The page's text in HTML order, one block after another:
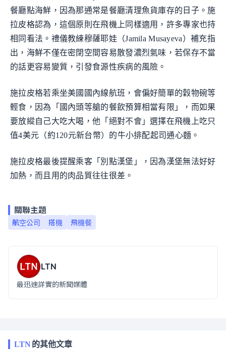
餐廳點海鮮，因為那通常是餐廳清理魚貨庫存的日子。施
拉皮格認為，這個原則在飛機上同樣適用，許多專家也持
相同看法。禮儀教練穆薩耶娃（Jamila Musayeva）補充指
出，海鮮不僅在密閉空間容易散發濃烈氣味，若保存不當
的話更容易變質，引發食源性疾病的風險。
施拉皮格若乘坐美國國內線航班，會偏好簡單的穀物碗等
輕食，因為「國內頭等艙的餐飲預算相當有限」，而如果
要放縱自己大吃大喝，他「絕對不會」選擇在飛機上吃只
值4美元（約120元新台幣）的牛小排配起司通心麵。
施拉皮格最後提醒乘客「別點漢堡」，因為漢堡無法好好
加熱，而且用的肉品質往往很差。
關聯主題
航空公司 搭機 飛機餐
LTN
最迅速詳實的新聞媒體
LTN的其他文章